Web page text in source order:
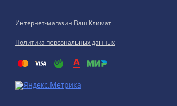
Интернет-магазин Ваш Климат
Политика персональных данных